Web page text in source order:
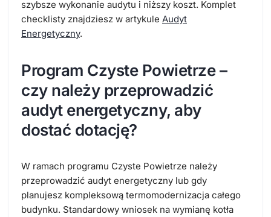
szybsze wykonanie audytu i niższy koszt. Komplet
checklisty znajdziesz w artykule Audyt
Energetyczny.
Program Czyste Powietrze –
czy należy przeprowadzić
audyt energetyczny, aby
dostać dotację?
W ramach programu Czyste Powietrze należy
przeprowadzić audyt energetyczny lub gdy
planujesz kompleksową termomodernizacja całego
budynku. Standardowy wniosek na wymianę kotła